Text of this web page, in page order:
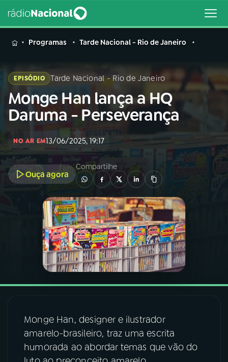
MENU
Buscar
na
Rádio
Nacional
Buscar
AO VIVO
01INÍCIO
A RÁDIO
PROGRAMAÇÃO
04PROGRAMAS
05PODCASTS
06 VIDEOCASTS
Programas Tarde Nacional - Rio de Janeiro
EPISÓDIO Tarde Nacional - Rio de Janeiro
Monge Han lança a HQ
Daruma - Perseverança
NO AR EM13/06/2025, 19:17
Ouça agora
Compartilhe
Monge Han, designer e ilustrador
amarelo-brasileiro, traz uma escrita
humorada ao abordar temas que vão do